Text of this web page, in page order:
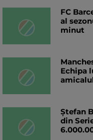
FC
al
minut
Echipa
Ștefan
din